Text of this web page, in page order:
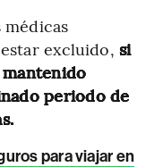
excluido, si
periodo de
para viajar en